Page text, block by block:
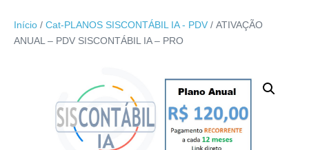
Início / Cat-PLANOS SISCONTÁBIL IA - PDV / ATIVAÇÃO
ANUAL – PDV SISCONTÁBIL IA – PRO